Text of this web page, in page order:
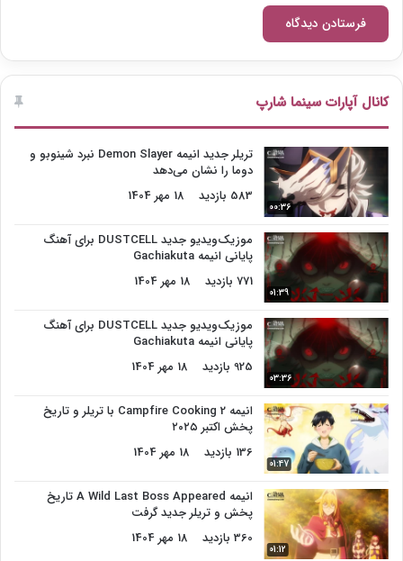
کانال آپارات سینما شارپ
00:36
تریلر جدید انیمه Demon Slayer نبرد شینوبو و
دوما را نشان می‌دهد
583 بازدید
18 مهر 1404
01:39
موزیک‌ویدیو جدید DUSTCELL برای آهنگ
پایانی انیمه Gachiakuta
771 بازدید
18 مهر 1404
03:36
موزیک‌ویدیو جدید DUSTCELL برای آهنگ
پایانی انیمه Gachiakuta
925 بازدید
18 مهر 1404
01:47
انیمه Campfire Cooking 2 با تریلر و تاریخ
پخش اکتبر ۲۰۲۵
136 بازدید
18 مهر 1404
01:12
انیمه A Wild Last Boss Appeared تاریخ
پخش و تریلر جدید گرفت
360 بازدید
18 مهر 1404